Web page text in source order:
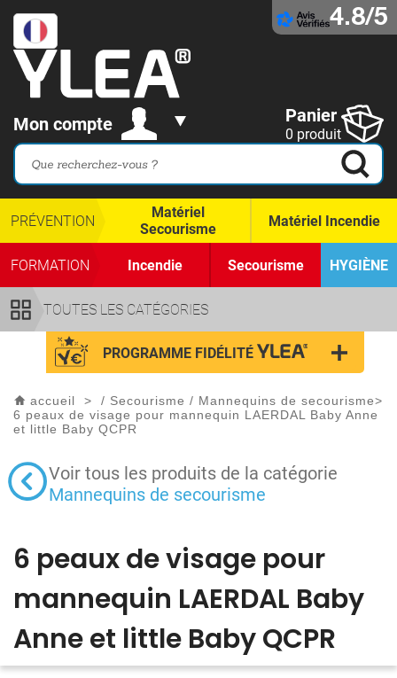
4.8/5
Mon compte Panier
0 produit
TOUTES LES CATÉGORIES
PRÉVENTION
Matériel
Secourisme
Matériel Incendie
FORMATION Incendie Secourisme HYGIÈNE
PROGRAMME FIDÉLITÉ
accueil > / Secourisme / Mannequins de secourisme>
6 peaux de visage pour mannequin LAERDAL Baby Anne
et little Baby QCPR
Voir tous les produits de la catégorie
Mannequins de secourisme
6 peaux de visage pour
mannequin LAERDAL Baby
Anne et little Baby QCPR